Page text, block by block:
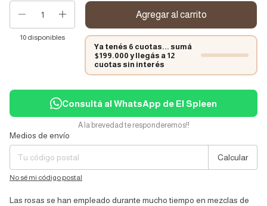
10 disponibles
Ya tenés 6 cuotas... sumá
$199.000 y llegás a 12
cuotas sin interés
Consultá al WhatsApp de El Spleen
A la brevedad te responderemos!!
Entregas para el CP:
Medios de envío
Calcular
No sé mi código postal
Las rosas se han empleado durante mucho tiempo en mezclas de